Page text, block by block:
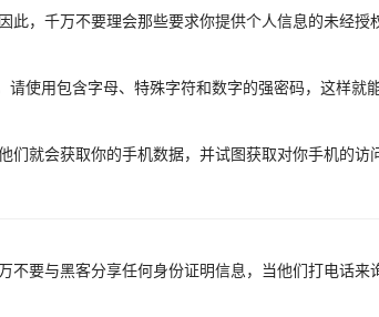
，千万不要理会那些要求你提供个人信息的未经授
使用包含字母、特殊字符和数字的强密码，这样就
就会获取你的手机数据，并试图获取对你手机的访
不要与黑客分享任何身份证明信息，当他们打电话来